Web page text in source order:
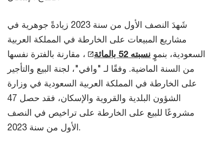
شَهدَ النصف الأول من سنة 2023 زيادةً جوهرية في
مشاريع المبيعات على الخارطة في المملكة العربية
السعودية، بنموٍ نسبته 52 بالمائة
، مقارنة بالفترة نفسها
من السنة الماضية. وفقًا لـ "وافي"، لجنة البيع والتأجير
على الخارطة في المملكة العربية السعودية في وزارة
الشؤون البلدية والقروية والإسكان، فقد حصل 47
مشروعًا للبيع على الخارطة على تراخيص في النصف
الأول من سنة 2023.